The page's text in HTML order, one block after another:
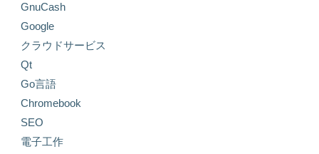
GnuCash
Google
クラウドサービス
Qt
Go言語
Chromebook
SEO
電子工作